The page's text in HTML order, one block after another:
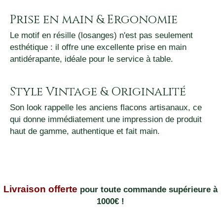
Prise en main & Ergonomie
Le motif en résille (losanges) n'est pas seulement
esthétique : il offre une excellente prise en main
antidérapante, idéale pour le service à table.
Style Vintage & Originalité
Son look rappelle les anciens flacons artisanaux, ce
qui donne immédiatement une impression de produit
haut de gamme, authentique et fait main.
Livraison offerte pour toute commande supérieure à
1000€ !